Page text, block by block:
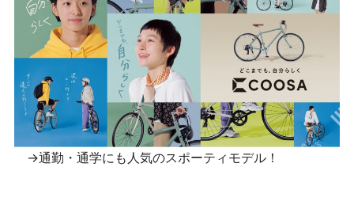
→通勤・通学にも人気のスポーティモデル！